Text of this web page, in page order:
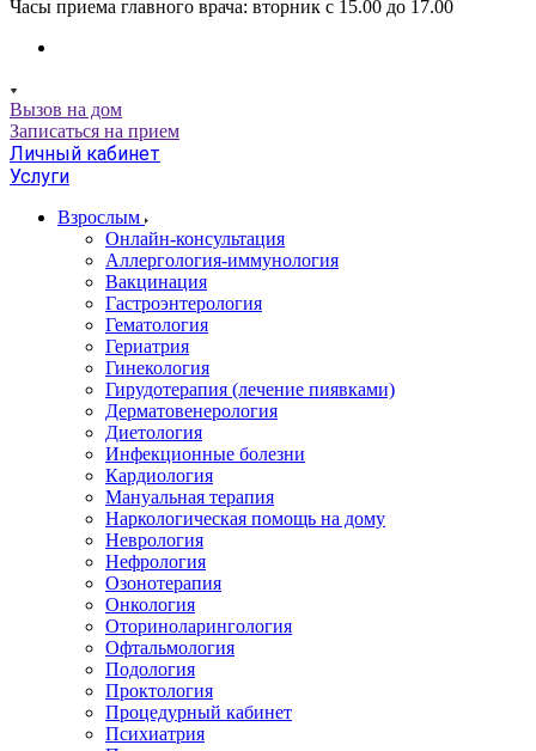
Часы приема главного врача: вторник с 15.00 до 17.00
Вызов на дом
Записаться на прием
Личный кабинет
Услуги
Взрослым
Онлайн-консультация
Аллергология-иммунология
Вакцинация
Гастроэнтерология
Гематология
Гериатрия
Гинекология
Гирудотерапия (лечение пиявками)
Дерматовенерология
Диетология
Инфекционные болезни
Кардиология
Мануальная терапия
Наркологическая помощь на дому
Неврология
Нефрология
Озонотерапия
Онкология
Оториноларингология
Офтальмология
Подология
Проктология
Процедурный кабинет
Психиатрия